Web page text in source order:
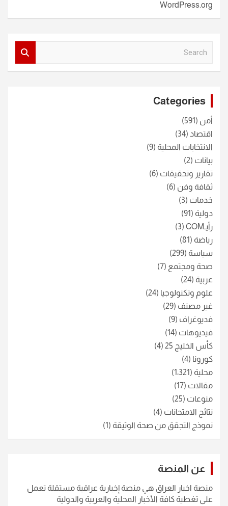
WordPress.org
Categories
أمن (591)
اقتصاد (34)
الانتخابات المحلية (9)
بيانات (2)
تقارير وتحقيقات (6)
ثقافة وفن (6)
خدمات (3)
دولية (91)
رأيـCOM
(3)
رياضة (81)
سياسة (299)
صحة ومجتمع (7)
عربية (24)
علوم وتكنولوجيا (24)
غير مصنف (29)
فديوغراف (9)
فيديوهات (14)
كأس الخليج 25
(4)
كورونا (4)
محلية (1٬321)
مقالات (17)
منوعات (25)
نتائج الامتحانات (4)
نموذج التجقق من صحة الوثيقة (1)
عن المنصة
منصة اخبار العراق هي منصة إخبارية عراقية مستقلة تعمل
على تغطية كافة الأخبار المحلية والعربية والدولية